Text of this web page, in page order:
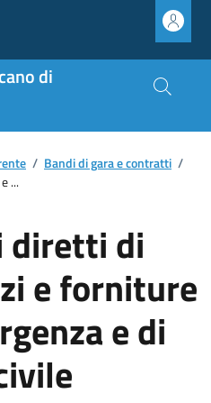
di
/ Bandi di gara e contratti /
...
diretti di
e forniture
e di